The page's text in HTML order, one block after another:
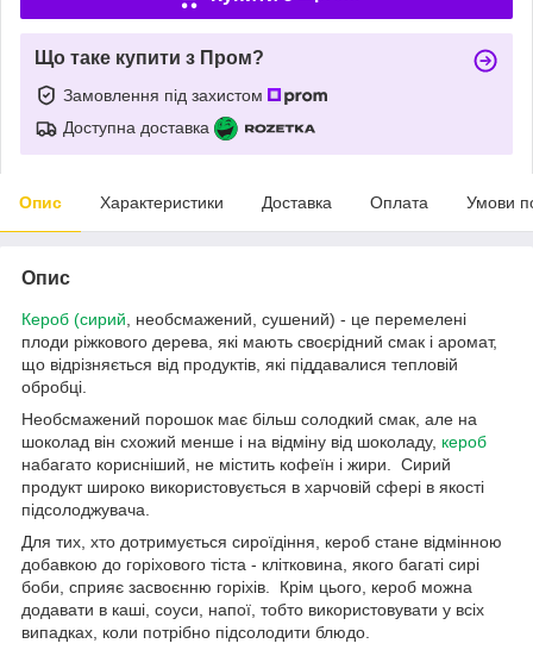
Що таке купити з Пром?
Замовлення під захистом
Доступна доставка
Опис Характеристики Доставка Оплата Умови
Опис
Кероб (сирий , необсмажений, сушений) - це перемелені
плоди ріжкового дерева, які мають своєрідний смак і аромат,
що відрізняється від продуктів, які піддавалися тепловій
обробці.
Необсмажений порошок має більш солодкий смак, але на
шоколад він схожий менше і на відміну від шоколаду, кероб
набагато корисніший, не містить кофеїн і жири. Сирий
продукт широко використовується в харчовій сфері в якості
підсолоджувача.
Для тих, хто дотримується сироїдіння, кероб стане відмінною
добавкою до горіхового тіста - клітковина, якого багаті сирі
боби, сприяє засвоєнню горіхів. Крім цього, кероб можна
додавати в каші, соуси, напої, тобто використовувати у всіх
випадках, коли потрібно підсолодити блюдо.